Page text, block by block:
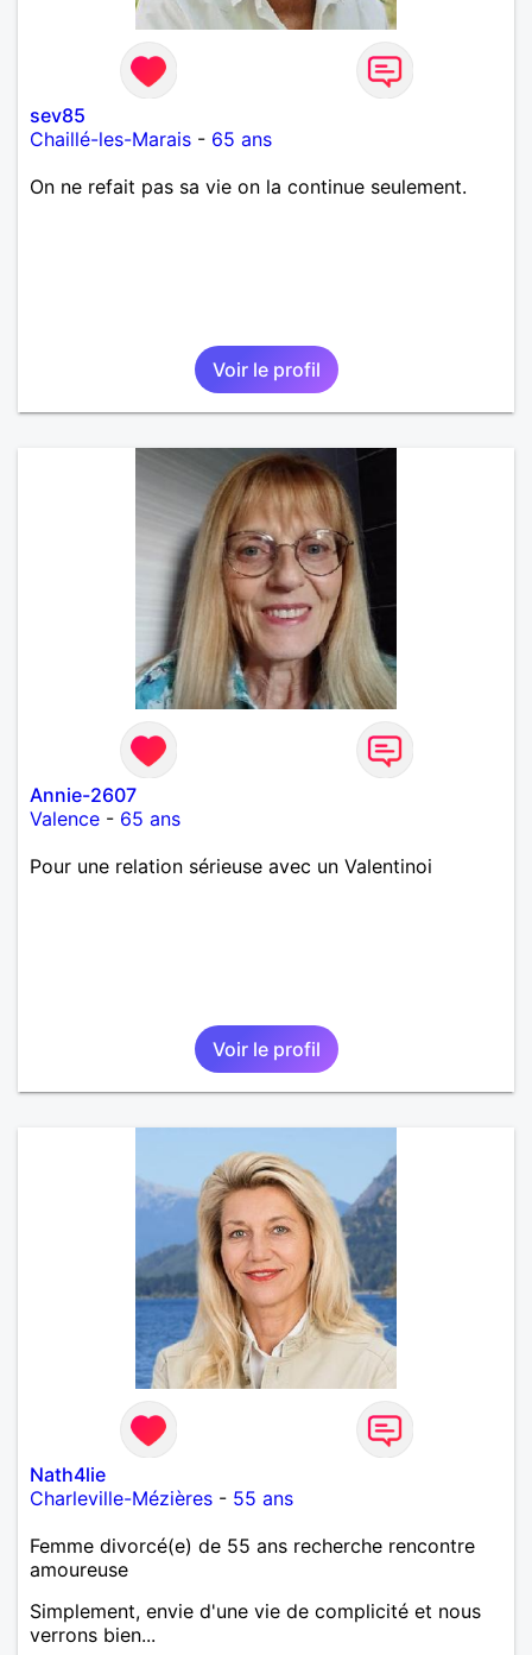
sev85
Chaillé-les-Marais - 65 ans
On ne refait pas sa vie on la continue seulement.
Voir le profil
Annie-2607
Valence - 65 ans
Pour une relation sérieuse avec un Valentinoi
Voir le profil
Nath4lie
Charleville-Mézières - 55 ans
Femme divorcé(e) de 55 ans recherche rencontre
amoureuse
Simplement, envie d'une vie de complicité et nous
verrons bien...